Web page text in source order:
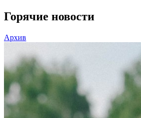
Горячие новости
Архив